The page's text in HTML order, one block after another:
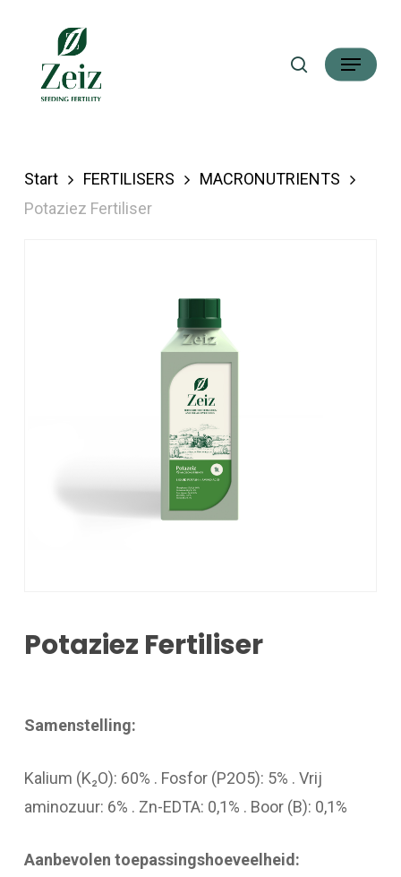
content
Menü
Start FERTILISERS
MACRONUTRIENTS
Potaziez Fertiliser
Potaziez Fertiliser
Samenstelling:
Kalium (K₂O): 60% . Fosfor (P2O5): 5% . Vrij
aminozuur: 6% . Zn-EDTA: 0,1% . Boor (B): 0,1%
Aanbevolen toepassingshoeveelheid: